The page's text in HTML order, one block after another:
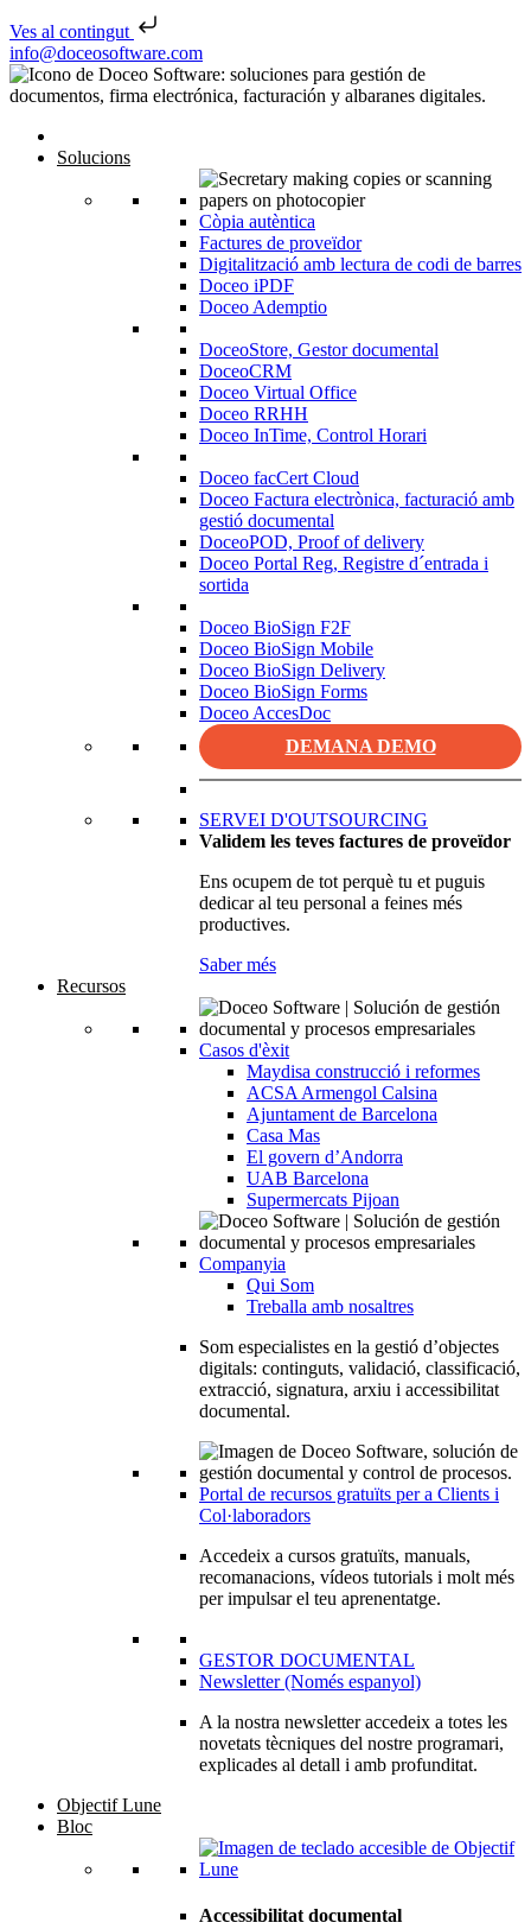
Ves al contingut
Skip to content
info@doceosoftware.com
Solucions
Còpia autèntica
Factures de proveïdor
Digitalització amb lectura de codi de barres
Doceo iPDF
Doceo Ademptio
DoceoStore, Gestor documental
DoceoCRM
Doceo Virtual Office
Doceo RRHH
Doceo InTime, Control Horari
Doceo facCert Cloud
Doceo Factura electrònica, facturació amb
gestió documental
DoceoPOD, Proof of delivery
Doceo Portal Reg, Registre d´entrada i
sortida
Doceo BioSign F2F
Doceo BioSign Mobile
Doceo BioSign Delivery
Doceo BioSign Forms
Doceo AccesDoc
DEMANA DEMO
SERVEI D'OUTSOURCING
Validem les teves factures de proveïdor
Ens ocupem de tot perquè tu et puguis
dedicar al teu personal a feines més
productives.
Saber més
Recursos
Casos d'èxit
Maydisa construcció i reformes
ACSA Armengol Calsina
Ajuntament de Barcelona
Casa Mas
El govern d’Andorra
UAB Barcelona
Supermercats Pijoan
Companyia
Qui Som
Treballa amb nosaltres
Som especialistes en la gestió d’objectes
digitals: continguts, validació, classificació,
extracció, signatura, arxiu i accessibilitat
documental.
Portal de recursos gratuïts per a Clients i
Col·laboradors
Accedeix a cursos gratuïts, manuals,
recomanacions, vídeos tutorials i molt més
per impulsar el teu aprenentatge.
GESTOR DOCUMENTAL
Newsletter (Només espanyol)
A la nostra newsletter accedeix a totes les
novetats tècniques del nostre programari,
explicades al detall i amb profunditat.
Objectif Lune
Bloc
Accessibilitat documental